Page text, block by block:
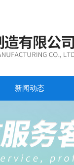
新闻动态